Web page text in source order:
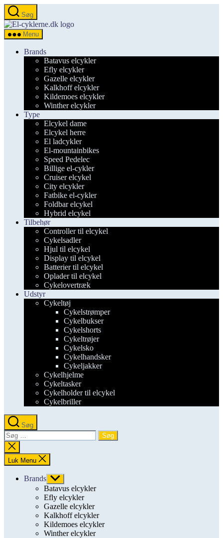
Spring
til
indholdet
Søg
el-
Menu
Brands
Batavus elcykler
Efly elcykler
Gazelle elcykler
Kalkhoff elcykler
Kildemoes elcykler
Winther elcykler
Type
Elcykel dame
Elcykel herre
El ladcykler
El-mountainbikes
Speed Pedelec
Billige el-cykler
Cruiser elcykel
City elcykler
Fatbike el-cykler
Foldbar elcykel
Hybrid elcykel
Tilbehør
Controller til elcykel
Cykelsadler
Hjul til elcykel
Display til elcykel
Batterier til elcykel
Oplader til elcykel
Cykelovertræk
Udstyr
Cykeltøj
Cykelstrømper
Cykelbukser
Cykelshorts
Cykeltrøjer
Cykelsko
Cykelhandsker
Cykeljakker
Cykelhjelme
Cykeltasker
Cykelholder til elcykel
Cykelbriller
Søg
Søg
efter:
Luk
søgning
Luk Menu
Brands Vis
undermenu
Batavus elcykler
Efly elcykler
Gazelle elcykler
Kalkhoff elcykler
Kildemoes elcykler
Winther elcykler